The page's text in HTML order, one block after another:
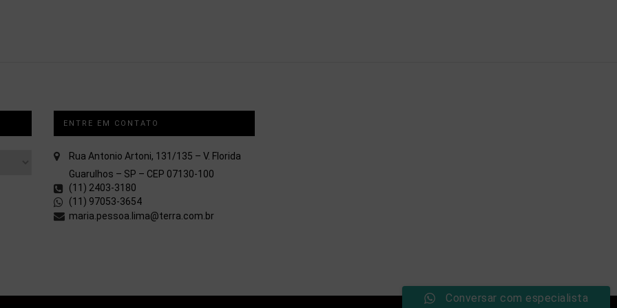
ENTRE EM CONTATO
Rua Antonio Artoni, 131/135 – V. Florida
Guarulhos – SP – CEP 07130-100
(11) 2403-3180
(11) 97053-3654
maria.pessoa.lima@terra.com.br
Conversar com especialista